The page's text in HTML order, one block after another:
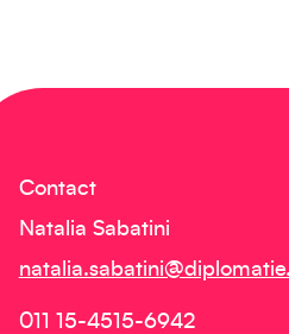
Contact
Natalia Sabatini
011 15-4515-6942